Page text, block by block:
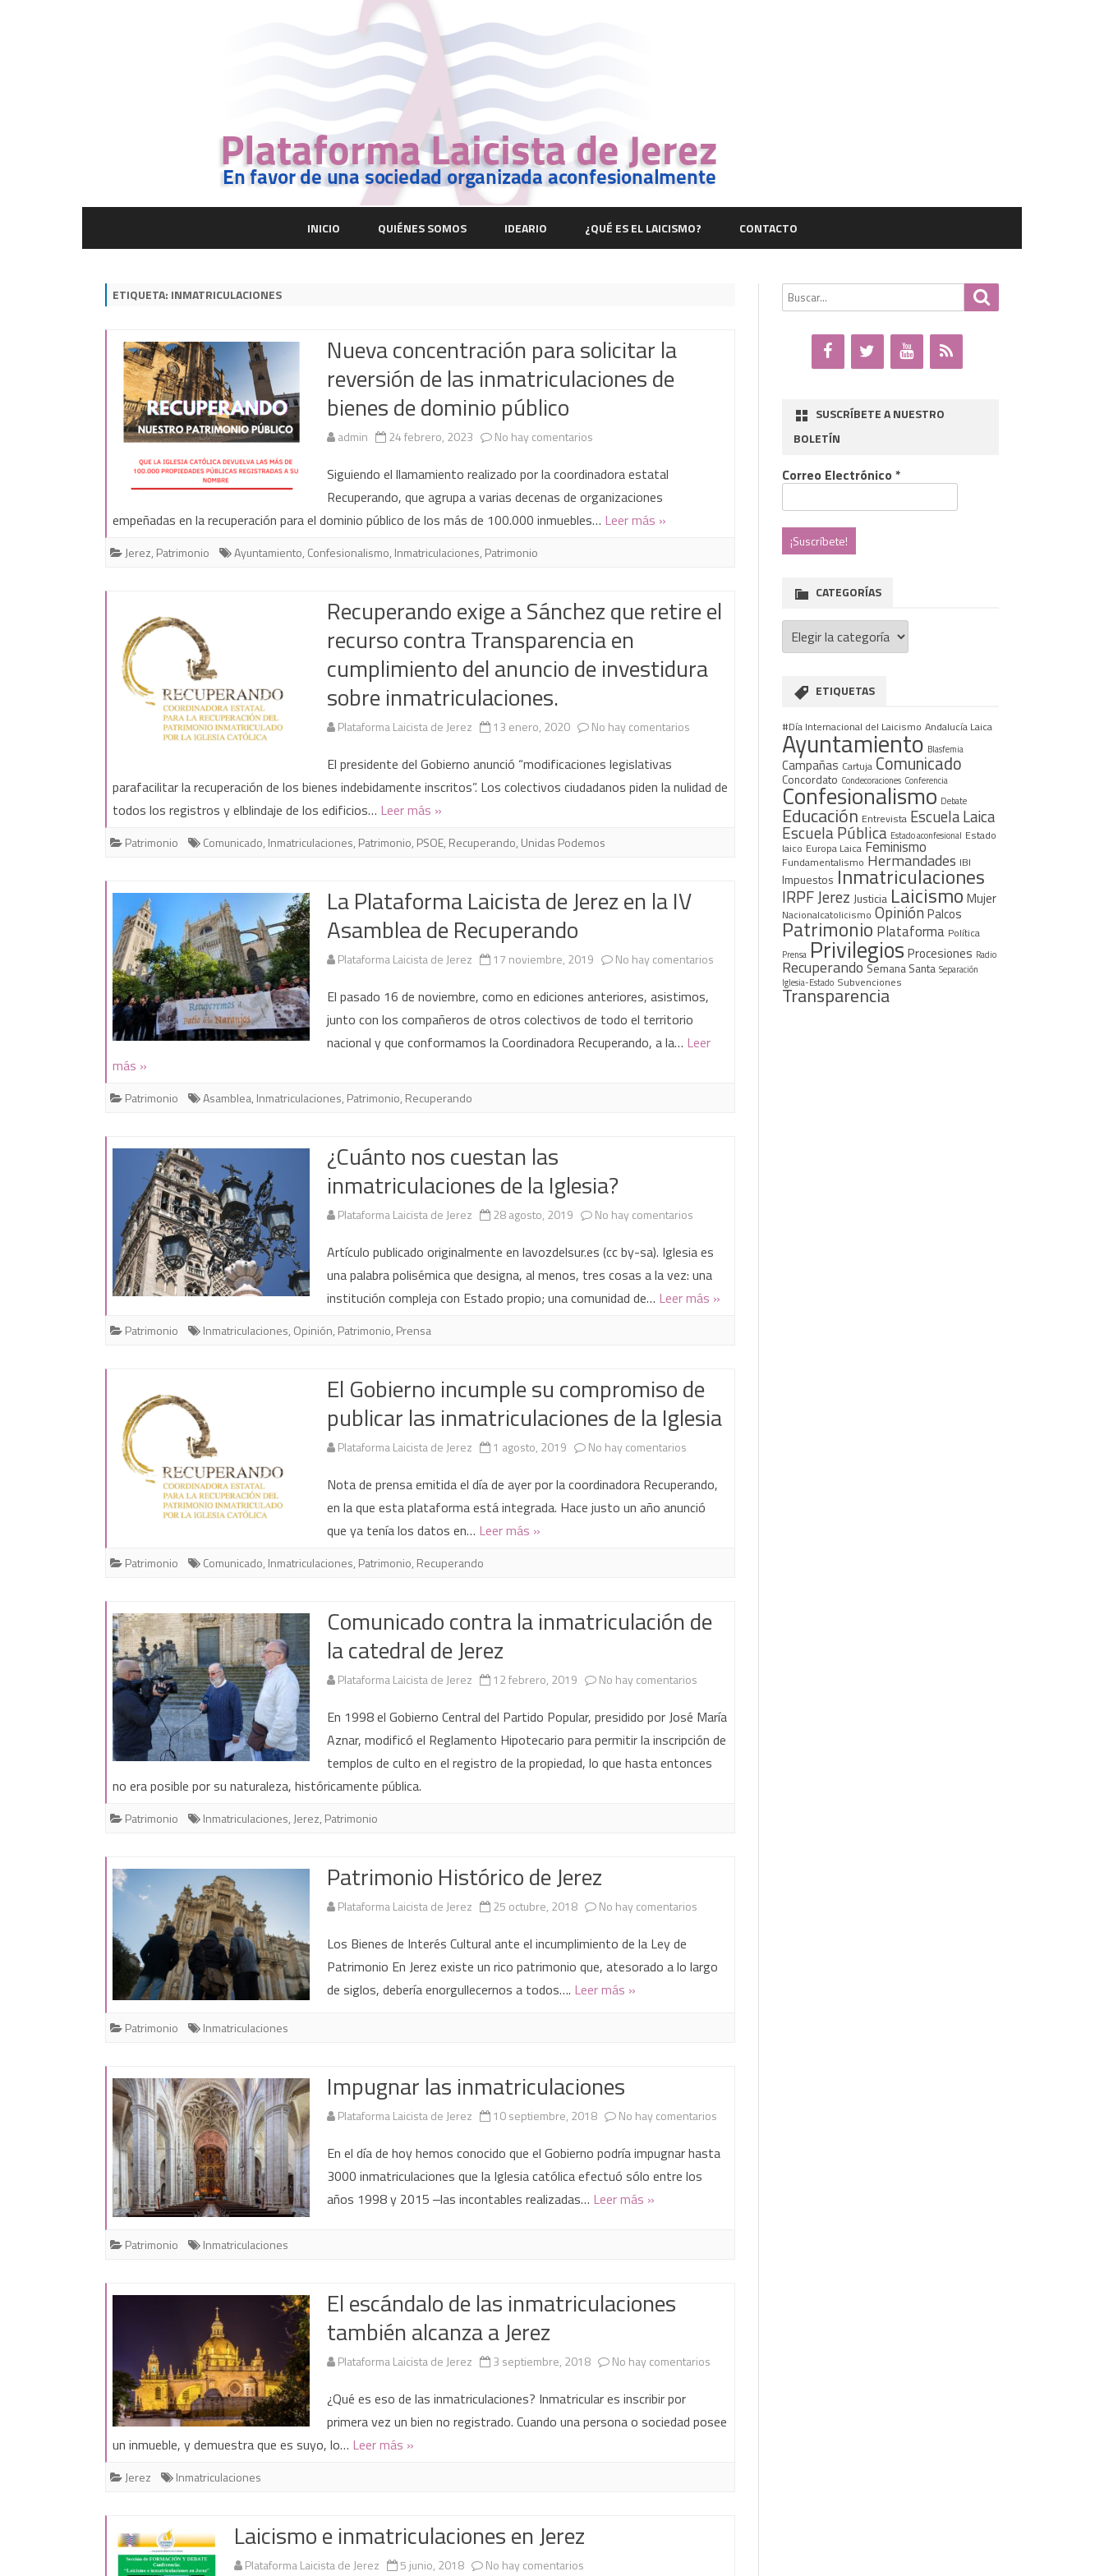
Saltar
contenido
INICIO QUIÉNES SOMOS IDEARIO ¿QUÉ ES EL LAICISMO? CONTACTO
ETIQUETA: INMATRICULACIONES
Nueva concentración para solicitar la
reversión de las inmatriculaciones de
bienes de dominio público
admin 24 febrero, 2023 No hay comentarios
concentración
para
reversión
de
las
de
de
público
Siguiendo el llamamiento realizado por la coordinadora estatal
Recuperando, que agrupa a varias decenas de organizaciones
empeñadas en la recuperación para el dominio público de los más de 100.000 inmuebles… Leer más »
Jerez, Patrimonio Ayuntamiento, Confesionalismo, Inmatriculaciones, Patrimonio
Recuperando exige a Sánchez que retire el
recurso contra Transparencia en
cumplimiento del anuncio de investidura
sobre inmatriculaciones.
Plataforma Laicista de Jerez 13 enero, 2020 No hay comentarios
exige
retire
recurso
en
sobre
El presidente del Gobierno anunció “modificaciones legislativas
parafacilitar la recuperación de los bienes indebidamente inscritos”. Los colectivos ciudadanos piden la nulidad de
todos los registros y elblindaje de los edificios… Leer más »
Patrimonio Comunicado, Inmatriculaciones, Patrimonio, PSOE, Recuperando, Unidas Podemos
La Plataforma Laicista de Jerez en la IV
Asamblea de Recuperando
Plataforma Laicista de Jerez 17 noviembre, 2019 No hay comentarios
El pasado 16 de noviembre, como en ediciones anteriores, asistimos,
junto con los compañeros de otros colectivos de todo el territorio
nacional y que conformamos la Coordinadora Recuperando, a la… Leer
más »
Patrimonio Asamblea, Inmatriculaciones, Patrimonio, Recuperando
¿Cuánto nos cuestan las
inmatriculaciones de la Iglesia?
Plataforma Laicista de Jerez 28 agosto, 2019 No hay comentarios
nos
cuestan
de
la
Artículo publicado originalmente en lavozdelsur.es (cc by-sa). Iglesia es
una palabra polisémica que designa, al menos, tres cosas a la vez: una
institución compleja con Estado propio; una comunidad de… Leer más »
Patrimonio Inmatriculaciones, Opinión, Patrimonio, Prensa
El Gobierno incumple su compromiso de
publicar las inmatriculaciones de la Iglesia
Plataforma Laicista de Jerez 1 agosto, 2019 No hay comentarios
Gobierno
de
las
de
la
Nota de prensa emitida el día de ayer por la coordinadora Recuperando,
en la que esta plataforma está integrada. Hace justo un año anunció
que ya tenía los datos en… Leer más »
Patrimonio Comunicado, Inmatriculaciones, Patrimonio, Recuperando
Comunicado contra la inmatriculación de
la catedral de Jerez
Plataforma Laicista de Jerez 12 febrero, 2019 No hay comentarios
contra
la
En 1998 el Gobierno Central del Partido Popular, presidido por José María
Aznar, modificó el Reglamento Hipotecario para permitir la inscripción de
templos de culto en el registro de la propiedad, lo que hasta entonces
no era posible por su naturaleza, históricamente pública.
Patrimonio Inmatriculaciones, Jerez, Patrimonio
Patrimonio Histórico de Jerez
Plataforma Laicista de Jerez 25 octubre, 2018 No hay comentarios
Histórico
Los Bienes de Interés Cultural ante el incumplimiento de la Ley de
Patrimonio En Jerez existe un rico patrimonio que, atesorado a lo largo
de siglos, debería enorgullecernos a todos…. Leer más »
Patrimonio Inmatriculaciones
Impugnar las inmatriculaciones
Plataforma Laicista de Jerez 10 septiembre, 2018 No hay comentarios
En el día de hoy hemos conocido que el Gobierno podría impugnar hasta
3000 inmatriculaciones que la Iglesia católica efectuó sólo entre los
años 1998 y 2015 ‒las incontables realizadas… Leer más »
Patrimonio Inmatriculaciones
El escándalo de las inmatriculaciones
también alcanza a Jerez
Plataforma Laicista de Jerez 3 septiembre, 2018 No hay comentarios
escándalo
¿Qué es eso de las inmatriculaciones? Inmatricular es inscribir por
primera vez un bien no registrado. Cuando una persona o sociedad posee
un inmueble, y demuestra que es suyo, lo… Leer más »
Jerez Inmatriculaciones
Laicismo e inmatriculaciones en Jerez
Plataforma Laicista de Jerez 5 junio, 2018 No hay comentariosen
Buscar
por:
SUSCRÍBETE A NUESTRO
BOLETÍN
Correo Electrónico *
CATEGORÍAS
Categorías
ETIQUETAS
#Día Internacional del Laicismo Andalucía Laica
Ayuntamiento Blasfemia
Campañas Cartuja Comunicado
Concordato Condecoraciones Conferencia
Confesionalismo Debate
Educación Entrevista Escuela Laica
Escuela Pública Estado aconfesional Estado
laico Europa Laica Feminismo
Fundamentalismo Hermandades IBI
Impuestos Inmatriculaciones
IRPFJerez Justicia Laicismo Mujer
Nacionalcatolicismo Opinión Palcos
Patrimonio Plataforma Política
Prensa Privilegios Procesiones Radio
Recuperando Semana Santa Separación
Iglesia-Estado Subvenciones
Transparencia